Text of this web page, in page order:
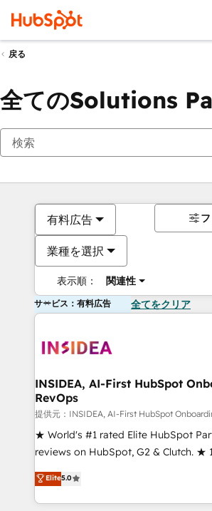
戻る
全てのSolutions
有料広告
業種を選択
表示順： 関連性
サービス：有料広告 全てをクリア
INSIDEA, AI-First HubSpot
RevOps
提供元：INSIDEA, AI-First HubSpot
★ World's #1 rated Elite HubSpot
reviews on HubSpot, G2 & Clutch. ★
Certified Experts & Trainers across
1,500+ implementations across five
First, RevOps-led, Onboarding
Elite5.0